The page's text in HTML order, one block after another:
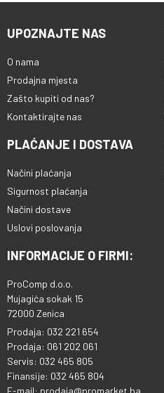
UPOZNAJTE NAS
O nama
Prodajna mjesta
Zašto kupiti od nas?
Kontaktirajte nas
PLAĆANJE I DOSTAVA
Načini plaćanja
Sigurnost plaćanja
Načini dostave
Uslovi poslovanja
INFORMACIJE O FIRMI:
ProComp d.o.o.
Mujagića sokak 15
72000 Zenica
Prodaja: 032 221 654
Prodaja: 061 202 061
Servis: 032 465 805
Finansije: 032 465 804